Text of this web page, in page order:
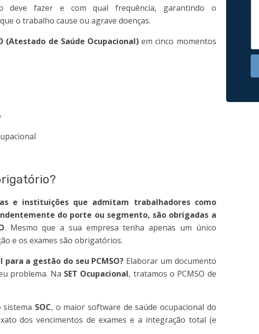
deve fazer e com qual frequência, garantindo o
o trabalho cause ou agrave doenças.
(Atestado de Saúde Ocupacional)em cinco momentos
e instituições que admitam trabalhadores como
do porte ou segmento, são obrigadas a
. Mesmo que a sua empresa tenha apenas um único
e os exames são obrigatórios.
para a gestão do seu PCMSO? Elaborar um documento
problema. Na SET Ocupacional, tratamos o PCMSO de
sistema SOC, o maior software de saúde ocupacional do
dos vencimentos de exames e a integração total (e